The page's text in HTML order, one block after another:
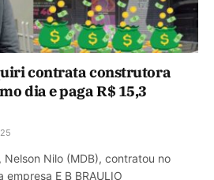
contrata construtora
dia e paga R$ 15,3
Nilo (MDB), contratou no
E B BRAULIO